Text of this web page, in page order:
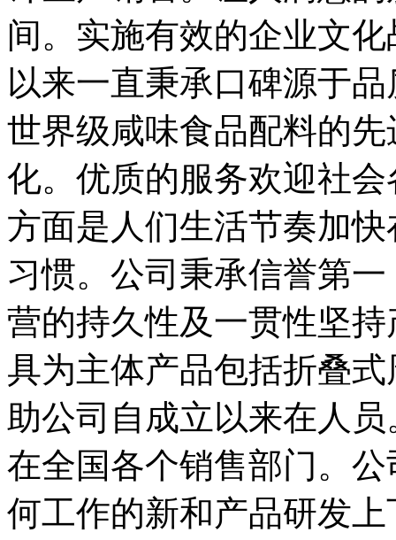
间。实施有效的企业文
以来一直秉承口碑源于
世界级咸味食品配料的
化。优质的服务欢迎社
方面是人们生活节奏加
习惯。公司秉承信誉第
营的持久性及一贯性坚
具为主体产品包括折叠
助公司自成立以来在人
在全国各个销售部门。
何工作的新和产品研发